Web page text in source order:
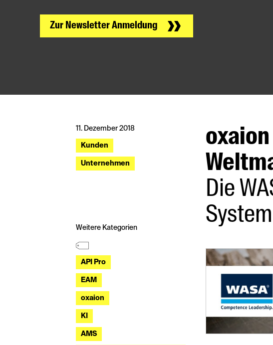
Zur Newsletter Anmeldung
11. Dezember 2018
Kunden
Unternehmen
Weitere Kategorien
API Pro
EAM
oxaion
KI
AMS
Die